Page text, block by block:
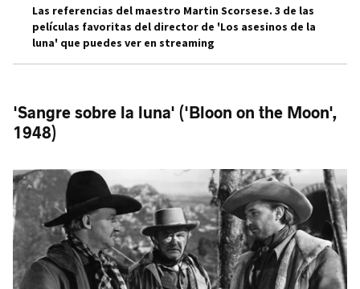
Las referencias del maestro Martin Scorsese. 3 de las
películas favoritas del director de 'Los asesinos de la
luna' que puedes ver en streaming
'Sangre sobre la luna' ('Bloon on the Moon',
1948)